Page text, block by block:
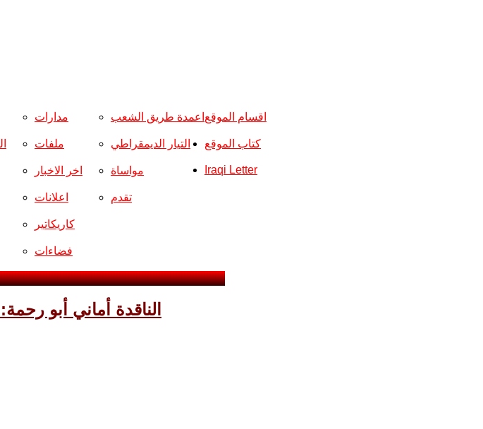
اقسام الموقع مدارات
ملفات
اخر الاخبار
اعلانات
كاريكاتير
فضاءات
اعمدة طريق الشعب
التيار الديمقراطي
مواساة
تقدم
كتاب الموقع
Iraqi Letter
الناقدة أماني أبو